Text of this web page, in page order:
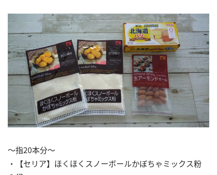
～指20本分～
・【セリア】ほくほくスノーボールかぼちゃミックス粉